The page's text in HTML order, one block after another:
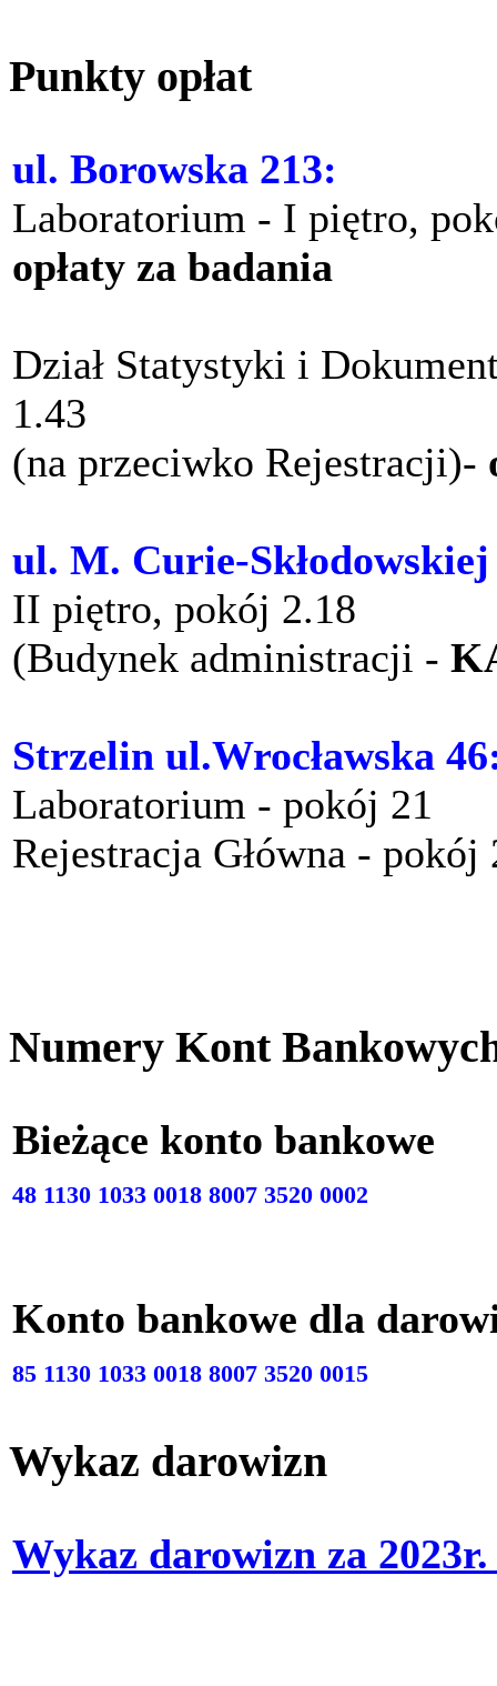
Punkty opłat
ul. Borowska 213:
Laboratorium - I piętro,
opłaty za badania
Dział Statystyki i
1.43
(na przeciwko Rejestracji)-
ul. M. Curie-Skłodowskiej
II piętro, pokój 2.18
(Budynek administracji -
Strzelin ul.Wrocławska
Laboratorium - pokój 21
Rejestracja Główna -
Numery Kont
Bieżące konto
48 1130 1033 0018 8007 3520 0002
Konto bankowe dla
85 1130 1033 0018 8007 3520 0015
Wykaz darowizn
Wykaz darowizn za